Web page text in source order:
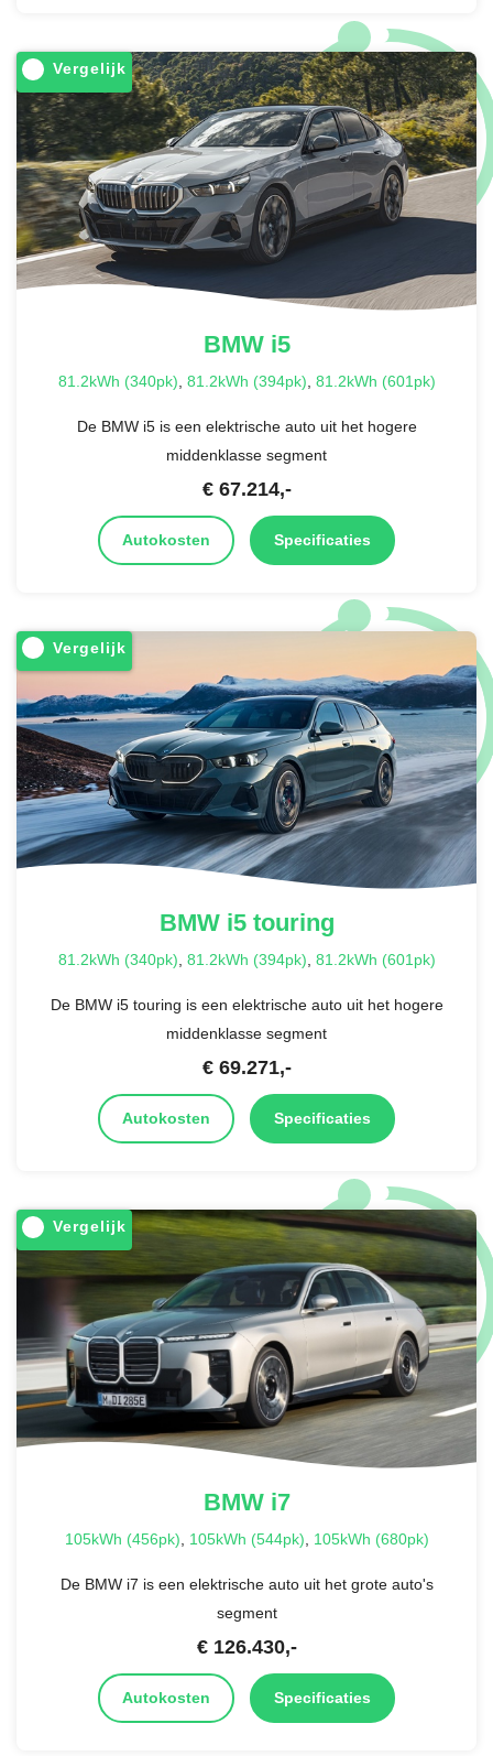
Vergelijk
BMWi5
81.2kWh (340pk) 81.2kWh (394pk) 81.2kWh (601pk)
De BMW i5 is een elektrische auto uit het hogere
middenklasse segment
€ 67.214,-
Autokosten Specificaties
Vergelijk
BMWi5 touring
81.2kWh (340pk), 81.2kWh (394pk), 81.2kWh (601pk)
De BMW i5 touring is een elektrische auto uit het hogere
middenklasse segment
€ 69.271,-
Autokosten Specificaties
Vergelijk
BMWi7
105kWh (456pk) 105kWh (544pk) 105kWh (680pk)
De BMW i7 is een elektrische auto uit het grote auto's
segment
€ 126.430,-
Autokosten Specificaties